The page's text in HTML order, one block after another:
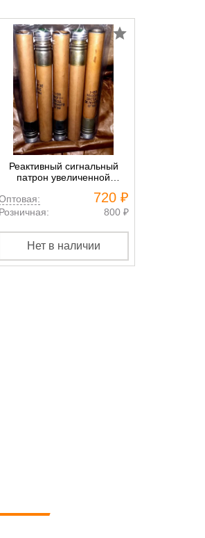
Реактивный сигнальный
патрон увеличенной
ракета (зелёный)720 ₽
Розничная: 800 ₽
Нет в наличии